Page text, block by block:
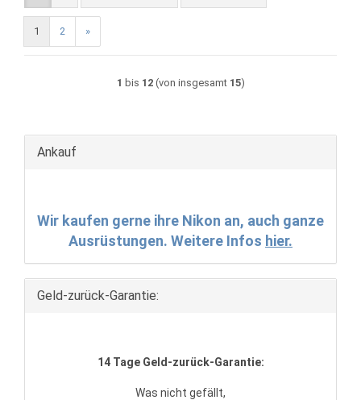
1 2 »
1 bis 12(von insgesamt 15)
Ankauf
Wir kaufen gerne ihre Nikon an, auch ganze
Ausrüstungen. Weitere Infos hier.
Geld-zurück-Garantie:
14 Tage Geld-zurück-Garantie:
Was nicht gefällt,